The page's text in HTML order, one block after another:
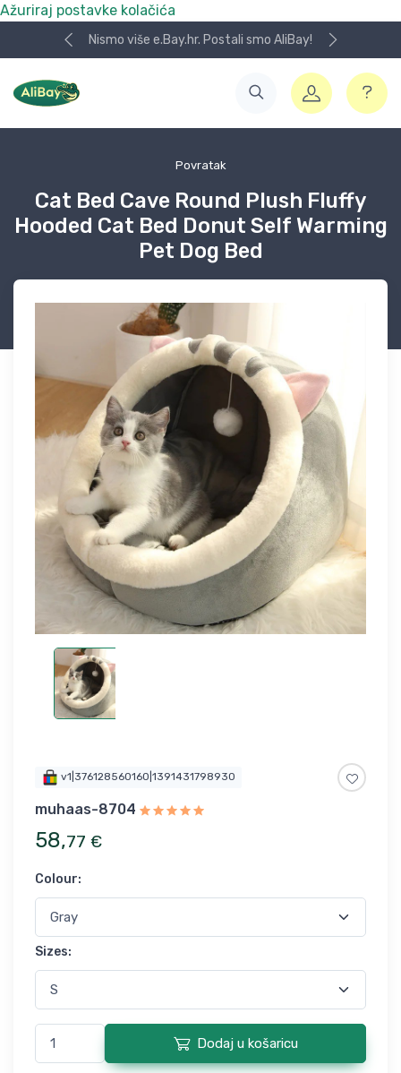
Ažuriraj postavke kolačića
Nismo više e.Bay.hr. Postali smo AliBay!
Povratak
Cat Bed Cave Round Plush Fluffy
Hooded Cat Bed Donut Self Warming
Pet Dog Bed
v1|376128560160|1391431798930
muhaas-8704
58,77 €
Colour:
Sizes:
Dodaj u košaricu